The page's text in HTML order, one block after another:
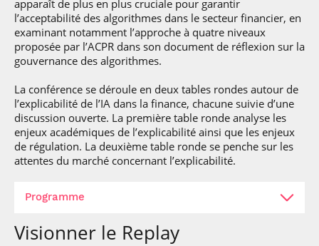
apparaît de plus en plus cruciale pour garantir
l’acceptabilité des algorithmes dans le secteur financier, en
examinant notamment l’approche à quatre niveaux
proposée par l’ACPR dans son document de réflexion sur la
gouvernance des algorithmes.
La conférence se déroule en deux tables rondes autour de
l’explicabilité de l’IA dans la finance, chacune suivie d’une
discussion ouverte. La première table ronde analyse les
enjeux académiques de l’explicabilité ainsi que les enjeux
de régulation. La deuxième table ronde se penche sur les
attentes du marché concernant l’explicabilité.
Programme
Visionner le Replay